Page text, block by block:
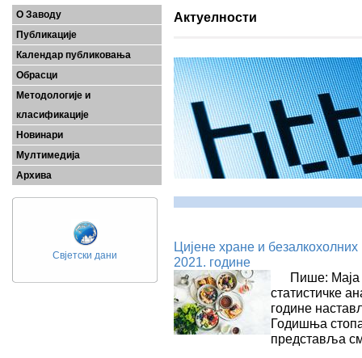
О Заводу
Публикације
Календар публиковања
Обрасци
Методологије и
класификације
Новинари
Мултимедија
Архива
Свјетски дани
Актуелности
Цијене хране и
2021. године
Пише: Маја
статистичке
године
Годишња
представља